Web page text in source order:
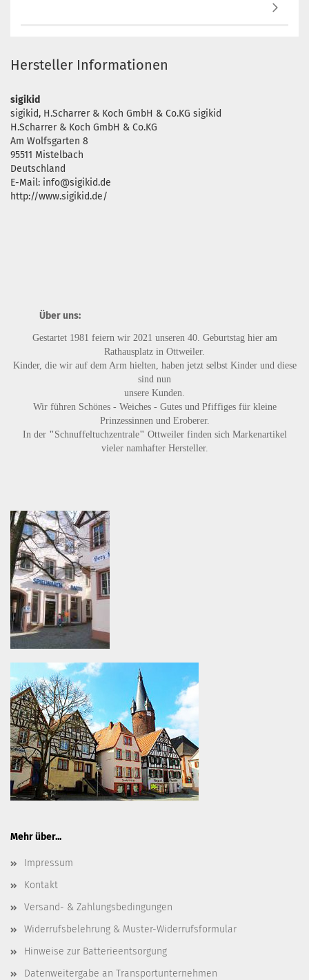
Hersteller Informationen
sigikid
sigikid, H.Scharrer & Koch GmbH & Co.KG sigikid
H.Scharrer & Koch GmbH & Co.KG
Am Wolfsgarten 8
95511 Mistelbach
Deutschland
E-Mail: info@sigikid.de
http://www.sigikid.de/
Über uns:
Gestartet 1981 feiern wir 2021 unseren 40. Geburtstag hier am
Rathausplatz in Ottweiler.
Kinder, die wir auf dem Arm hielten, haben jetzt selbst Kinder und diese
sind nun
unsere Kunden.
Wir führen Schönes - Weiches - Gutes und Pfiffigesfür kleine
Prinzessinnen und Eroberer.
In der " Schnuffeltuchzentrale" Ottweiler finden sich Markenartikel
vieler namhafter Hersteller.
Mehr über...
Impressum
Kontakt
Versand- & Zahlungsbedingungen
Widerrufsbelehrung & Muster-Widerrufsformular
Hinweise zur Batterieentsorgung
Datenweitergabe an Transportunternehmen